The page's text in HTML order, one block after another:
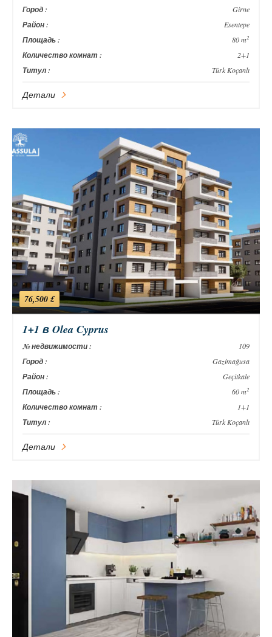
Город : Girne
Район : Esentepe
Площадь : 80 m2
Количество комнат : 2+1
Титул : Türk Koçanlı
Детали
76,500 £
1+1 в Olea Cyprus
№ недвижимости : 109
Город : Gazimağusa
Район : Geçitkale
Площадь : 60 m2
Количество комнат : 1+1
Титул : Türk Koçanlı
Детали